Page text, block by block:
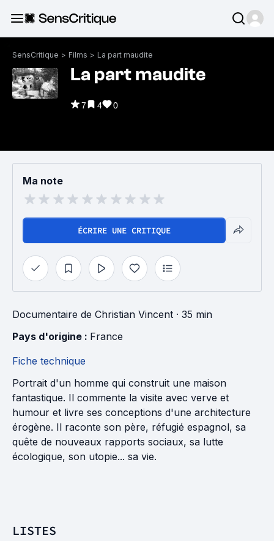
SensCritique > Films > La part maudite
La part maudite
7 4 0
Ma note
ÉCRIRE UNE CRITIQUE
Documentaire de Christian Vincent · 35 min
Pays d'origine : France
Fiche technique
Portrait d'un homme qui construit une maison
fantastique. Il commente la visite avec verve et
humour et livre ses conceptions d'une architecture
érogène. Il raconte son père, réfugié espagnol, sa
quête de nouveaux rapports sociaux, sa lutte
écologique, son utopie... sa vie.
LISTES